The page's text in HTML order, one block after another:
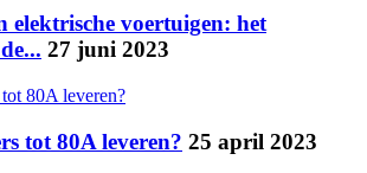
elektrische voertuigen: het
27 juni 2023
tot 80A leveren? 25 april 2023